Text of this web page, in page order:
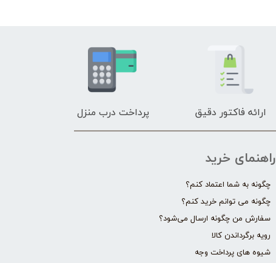
ارائه فاکتور دقیق پرداخت درب منزل
راهنمای خرید
چگونه به شما اعتماد کنم؟
چگونه می توانم خرید کنم؟
سفارش من چگونه ارسال می‌شود؟
رویه برگرداندن کالا
شیوه های پرداخت وجه